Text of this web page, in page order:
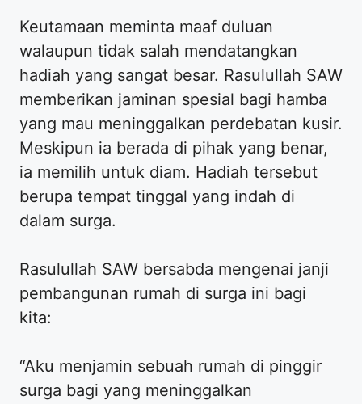
Keutamaan meminta maaf duluan
walaupun tidak salah mendatangkan
hadiah yang sangat besar. Rasulullah SAW
memberikan jaminan spesial bagi hamba
yang mau meninggalkan perdebatan kusir.
Meskipun ia berada di pihak yang benar,
ia memilih untuk diam. Hadiah tersebut
berupa tempat tinggal yang indah di
dalam surga.
Rasulullah SAW bersabda mengenai janji
pembangunan rumah di surga ini bagi
kita:
“Aku menjamin sebuah rumah di pinggir
surga bagi yang meninggalkan